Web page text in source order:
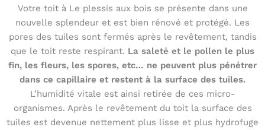
Votre toit à Le plessis aux bois se présente dans une
nouvelle splendeur et est bien rénové et protégé. Les
pores des tuiles sont fermés après le revêtement, tandis
que le toit reste respirant. La saleté et le pollen le plus
fin, les fleurs, les spores, etc… ne peuvent plus pénétrer
dans ce capillaire et restent à la surface des tuiles.
L’humidité vitale est ainsi retirée de ces micro-
organismes. Après le revêtement du toit la surface des
tuiles est devenue nettement plus lisse et plus hydrofuge